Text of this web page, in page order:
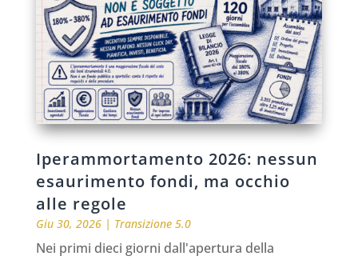
Iperammortamento 2026: nessun
esaurimento fondi, ma occhio
alle regole
Giu 30, 2026| Transizione 5.0
Nei primi dieci giorni dall'apertura della